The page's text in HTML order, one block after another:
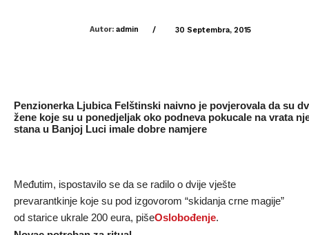
Autor: admin / 30 Septembra, 2015
Penzionerka Ljubica Felštinski naivno je povjerovala da su
žene koje su u ponedjeljak oko podneva pokucale na vrata
stana u Banjoj Luci imale dobre namjere
Međutim, ispostavilo se da se radilo o dvije vješte
prevarantkinje koje su pod izgovorom “skidanja crne magije”
od starice ukrale 200 eura, pišeOslobođenje.